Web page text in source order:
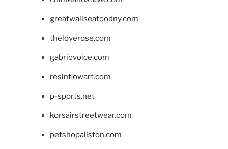
greatwallseafoodny.com
theloverose.com
gabriovoice.com
resinflowart.com
p-sports.net
korsairstreetwear.com
petshopallston.com